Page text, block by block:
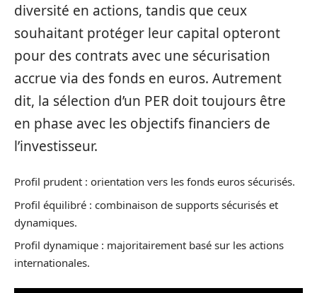
diversité en actions, tandis que ceux
souhaitant protéger leur capital opteront
pour des contrats avec une sécurisation
accrue via des fonds en euros. Autrement
dit, la sélection d’un PER doit toujours être
en phase avec les objectifs financiers de
l’investisseur.
Profil prudent : orientation vers les fonds euros sécurisés.
Profil équilibré : combinaison de supports sécurisés et
dynamiques.
Profil dynamique : majoritairement basé sur les actions
internationales.